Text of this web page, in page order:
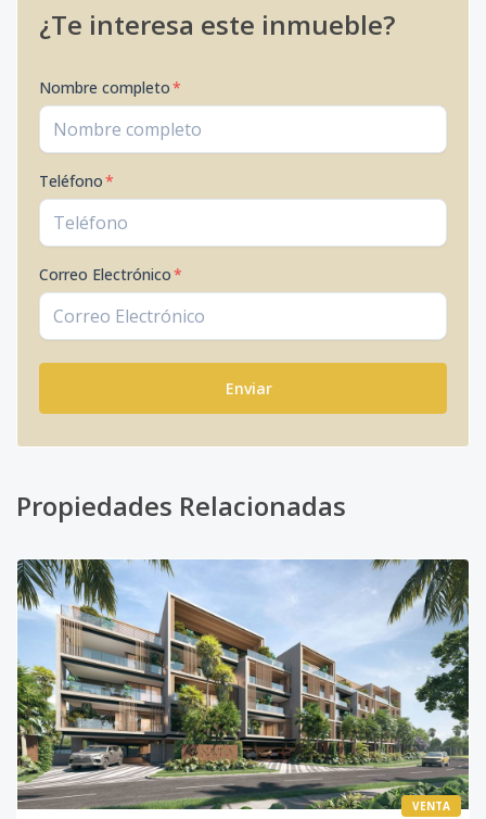
¿Te interesa este inmueble?
Nombre completo*
Teléfono*
Correo Electrónico*
Enviar
Propiedades Relacionadas
VENTA